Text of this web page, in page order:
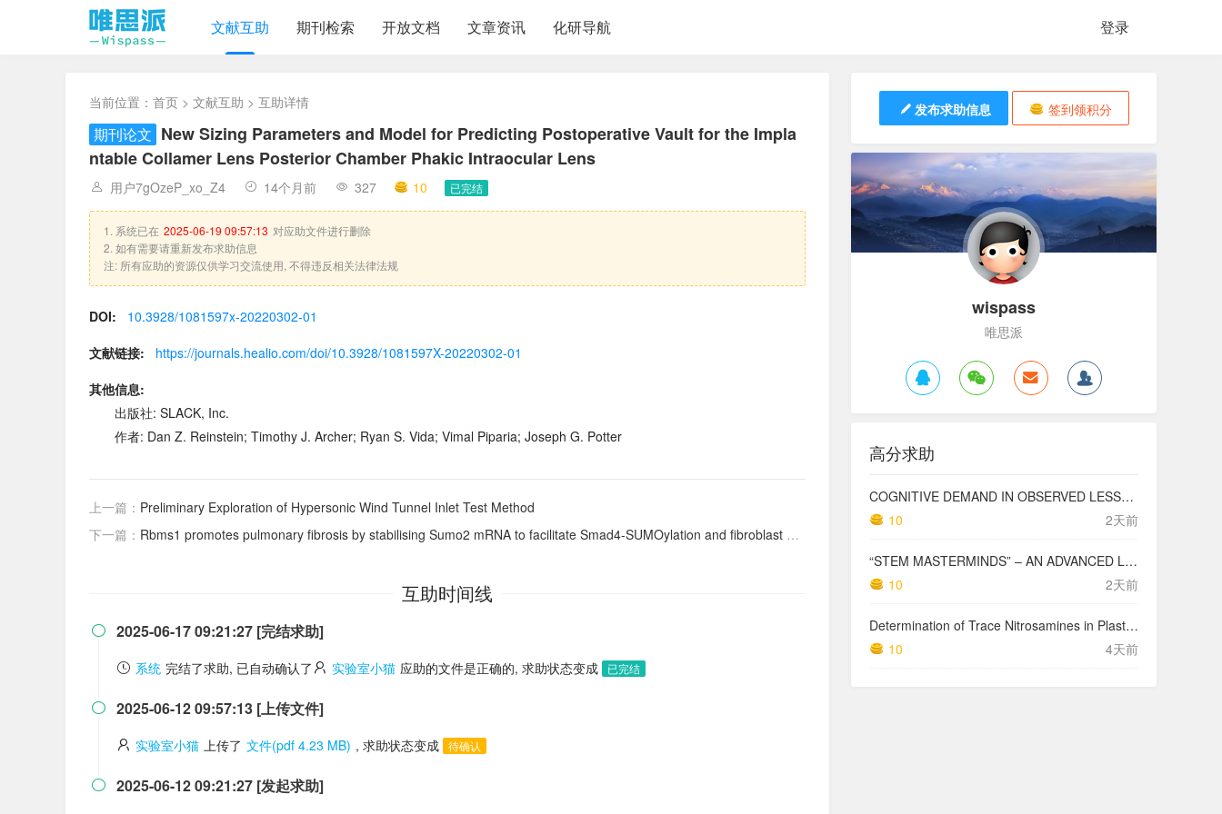
登录
文献互助 期刊检索 开放文档 文章资讯 化研导航
当前位置： 首页 > 文献互助 > 互助详情
期刊论文 New Sizing Parameters and Model for Predicting Postoperative Vault for the Impla
ntable Collamer Lens Posterior Chamber Phakic Intraocular Lens
用户7gOzeP_xo_Z4 14个月前 327 10 已完结
1. 系统已在 2025-06-19 09:57:13 对应助文件进行删除
2. 如有需要请重新发布求助信息
注: 所有应助的资源仅供学习交流使用, 不得违反相关法律法规
DOI:
10.3928/1081597x-20220302-01
文献链接:
https://journals.healio.com/doi/10.3928/1081597X-20220302-01
其他信息:
出版社: SLACK, Inc.
作者: Dan Z. Reinstein; Timothy J. Archer; Ryan S. Vida; Vimal Piparia; Joseph G. Potter
上一篇： Preliminary Exploration of Hypersonic Wind Tunnel Inlet Test Method
下一篇： Rbms1 promotes pulmonary fibrosis by stabilising Sumo2 mRNA to facilitate Smad4-SUMOylation and fibroblast activation
互助时间线
 2025-06-17 09:21:27 [完结求助]
系统 完结了求助, 已自动确认了 实验室小猫 应助的文件是正确的, 求助状态变成 已完结
 2025-06-12 09:57:13 [上传文件]
实验室小猫 上传了 文件(pdf 4.23 MB) , 求助状态变成 待确认
 2025-06-12 09:21:27 [发起求助]
发布求助信息 签到领积分
wispass
唯思派
高分求助
COGNITIVE DEMAND IN OBSERVED LESSONS AND NATIONAL TESTING COMPARED TO PISA MATHEMATICS RESULTS IN LATVIA
10
2天前
“STEM MASTERMINDS” – AN ADVANCED LEVEL INTEGRATED STEM CURRICULUM
10
2天前
Determination of Trace Nitrosamines in Plastic Pharmaceutical Packaging Materials
10
4天前